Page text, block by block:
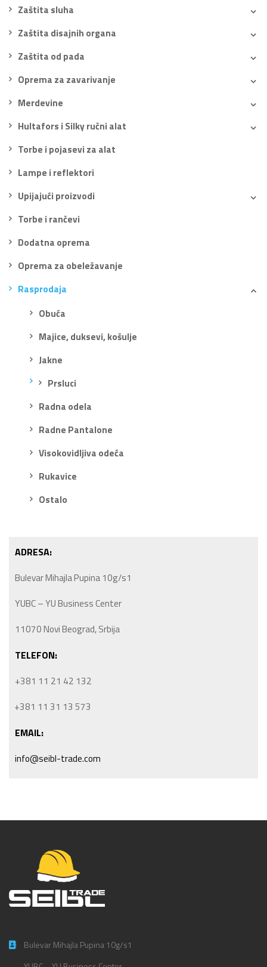
Zaštita sluha
Zaštita disajnih organa
Zaštita od pada
Oprema za zavarivanje
Merdevine
Hultafors i Silky ručni alat
Torbe i pojasevi za alat
Lampe i reflektori
Upijajući proizvodi
Torbe i rančevi
Dodatna oprema
Oprema za obeležavanje
Rasprodaja
Obuća
Majice, duksevi, košulje
Jakne
Prsluci
Radna odela
Radne Pantalone
Visokovidljiva odeća
Rukavice
Ostalo
ADRESA:
Bulevar Mihajla Pupina 10g/s1
YUBC – YU Business Center
11070 Novi Beograd, Srbija
TELEFON:
+381 11 21 42 132
+381 11 31 13 573
EMAIL:
info@seibl-trade.com
Bulevar Mihajla Pupina 10g/s1